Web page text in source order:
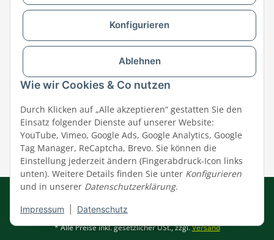
Konfigurieren
Ablehnen
Wie wir Cookies & Co nutzen
Durch Klicken auf „Alle akzeptieren“ gestatten Sie den
Einsatz folgender Dienste auf unserer Website:
YouTube, Vimeo, Google Ads, Google Analytics, Google
Tag Manager, ReCaptcha, Brevo. Sie können die
Einstellung jederzeit ändern (Fingerabdruck-Icon links
unten). Weitere Details finden Sie unter Konfigurieren
und in unserer Datenschutzerklärung.
Impressum Datenschutz
Impressum|AGB|Datenschutz
© MEGAZOO Alpha GmbH
* Alle Preise inkl. gesetzlicher USt., zzgl.Versand